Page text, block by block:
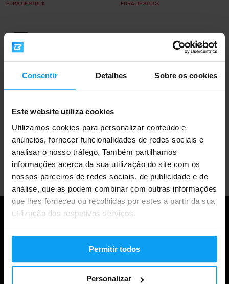
Consentir Detalhes Sobre os cookies
Este website utiliza cookies
Utilizamos cookies para personalizar conteúdo e
anúncios, fornecer funcionalidades de redes sociais e
analisar o nosso tráfego. Também partilhamos
informações acerca da sua utilização do site com os
nossos parceiros de redes sociais, de publicidade e de
análise, que as podem combinar com outras informações
que lhes forneceu ou recolhidas por estes a partir da sua
utilização dos respetivos serviços.
Permitir todos
Personalizar
FORA DE STOCK FORA DE STOCK
Mais de 3000 produtos em stock
Apoio ao cliente profissional